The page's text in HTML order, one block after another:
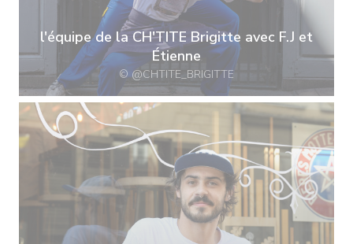
l'équipe de la CH'TITE Brigitte avec F.J et
Étienne
© @CHTITE_BRIGITTE